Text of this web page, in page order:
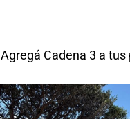
Agregá Cadena 3 a